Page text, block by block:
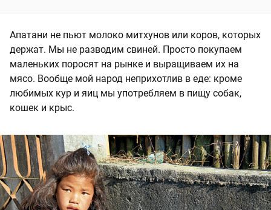
Апатани не пьют молоко митхунов или коров, которых
держат. Мы не разводим свиней. Просто покупаем
маленьких поросят на рынке и выращиваем их на
мясо. Вообще мой народ неприхотлив в еде: кроме
любимых кур и яиц мы употребляем в пищу собак,
кошек и крыс.